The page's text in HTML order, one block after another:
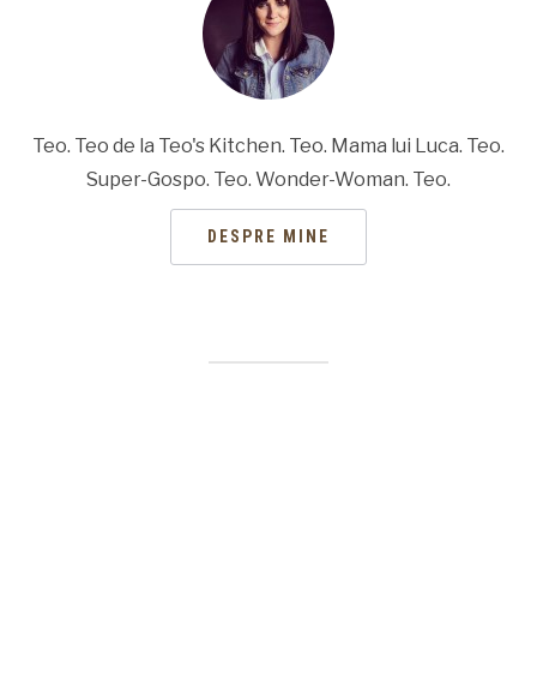
Teo. Teo de la Teo's Kitchen. Teo. Mama lui Luca. Teo.
Super-Gospo. Teo. Wonder-Woman. Teo.
DESPRE MINE